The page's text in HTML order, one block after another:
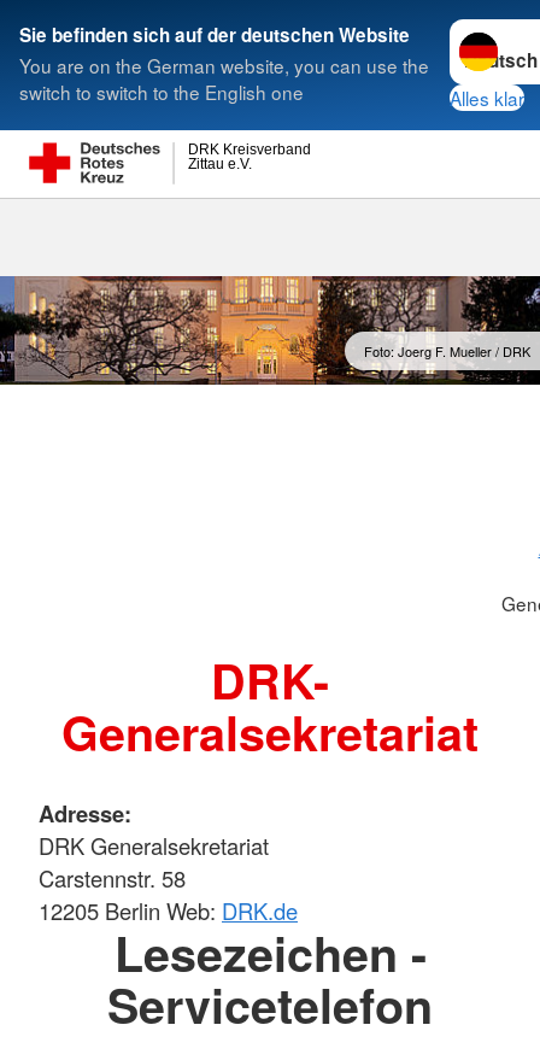
Sie befinden sich auf der deutschen Website
You are on the German website, you can use the
switch to switch to the English one
Sprache
Alles klar
Zittau e.V.
DRK Kreisverband
Suche
Foto: Joerg F. Mueller / DRK
DRK-
Generalsekretariat
Adresse:
DRK Generalsekretariat
Carstennstr. 58
12205 Berlin Web: DRK.de
Lesezeichen -
Servicetelefon